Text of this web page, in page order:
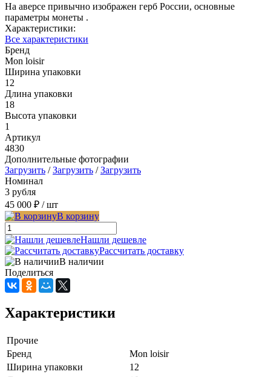
На аверсе привычно изображен герб России, основные
параметры монеты .
Характеристики:
Все характеристики
Бренд
Mon loisir
Ширина упаковки
12
Длина упаковки
18
Высота упаковки
1
Артикул
4830
Дополнительные фотографии
Загрузить /Загрузить /Загрузить
Номинал
3 рубля
45 000 ₽ / шт
В корзину
Нашли дешевле
Рассчитать доставку
В наличии
Поделиться
Характеристики
Прочие
Бренд
Mon loisir
Ширина упаковки
12